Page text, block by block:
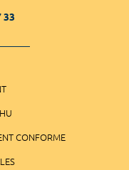
33
CONFORME